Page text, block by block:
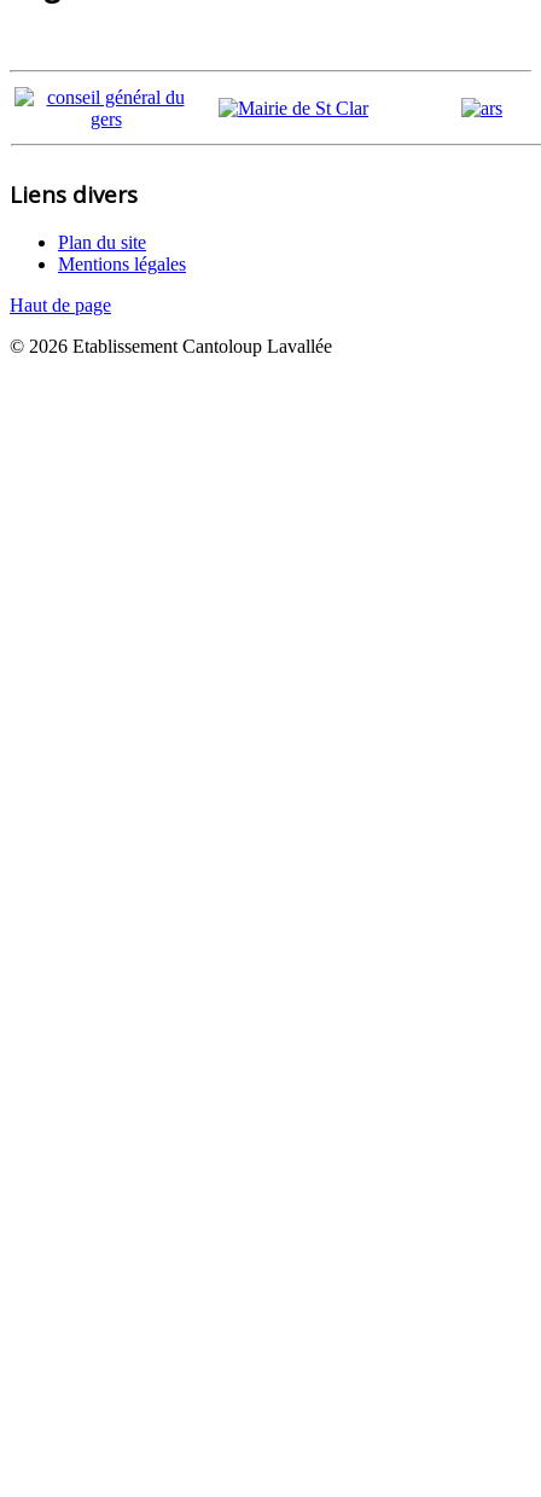
Liens divers
Plan du site
Mentions légales
Haut de page
© 2026 Etablissement Cantoloup Lavallée